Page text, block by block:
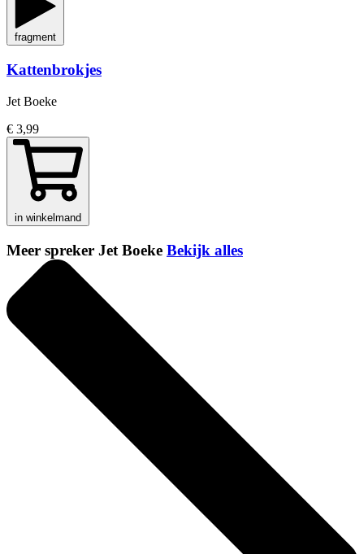
fragment
Kattenbrokjes
Jet Boeke
€ 3,99
in winkelmand
Meer spreker Jet Boeke Bekijk alles